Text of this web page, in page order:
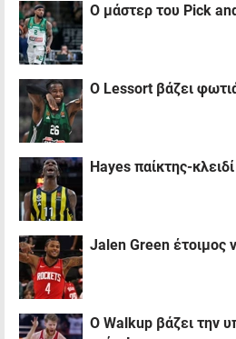
Ο μάστερ του Pick
Ο Lessort βάζει
Hayes παίκτης-
Jalen Green έτοιμος
Ο Walkup βάζει την